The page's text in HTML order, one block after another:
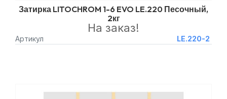
Затирка LITOCHROM 1-6 EVO LE.220 Песочный,
2кг
Артикул LE.220-2
На заказ!